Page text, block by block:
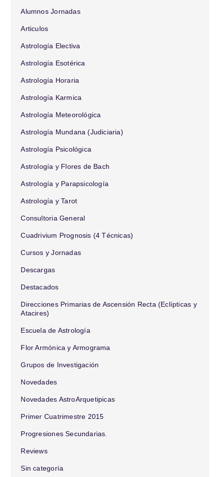
Alumnos Jornadas
Articulos
Astrología Electiva
Astrología Esotérica
Astrología Horaria
Astrología Karmica
Astrología Meteorológica
Astrología Mundana (Judiciaria)
Astrología Psicológica
Astrología y Flores de Bach
Astrología y Parapsicología
Astrología y Tarot
Consultoria General
Cuadrivium Prognosis (4 Técnicas)
Cursos y Jornadas
Descargas
Destacados
Direcciones Primarias de Ascensión Recta (Eclípticas y
Atacires)
Escuela de Astrología
Flor Armónica y Armograma
Grupos de Investigación
Novedades
Novedades AstroArquetipicas
Primer Cuatrimestre 2015
Progresiones Secundarias.
Reviews
Sin categoría